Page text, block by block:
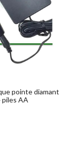
pointe diamant
piles AA